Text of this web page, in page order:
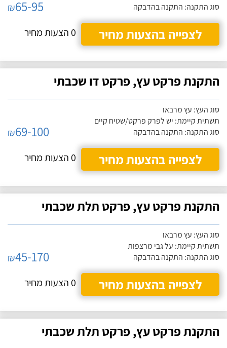
סוג התקנה: התקנה בהדבקה
₪65-95
לצפייה בהצעות מחיר
0 הצעות מחיר
התקנת פרקט עץ, פרקט דו שכבתי
סוג העץ: עץ מרבאו
תשתית קיימת: יש לפרק פרקט/שטיח קיים
סוג התקנה: התקנה בהדבקה
₪69-100
לצפייה בהצעות מחיר
0 הצעות מחיר
התקנת פרקט עץ, פרקט תלת שכבתי
סוג העץ: עץ מרבאו
תשתית קיימת: על גבי מרצפות
סוג התקנה: התקנה בהדבקה
₪45-170
לצפייה בהצעות מחיר
0 הצעות מחיר
התקנת פרקט עץ, פרקט תלת שכבתי